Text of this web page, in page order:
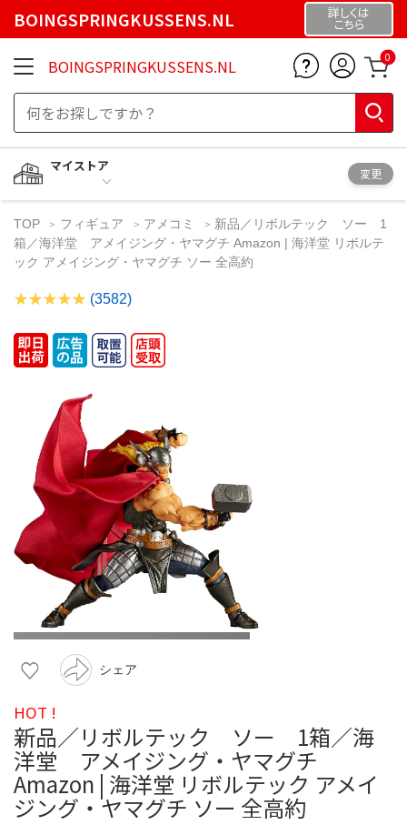
BOINGSPRINGKUSSENS.NL 詳しくは
こちら
BOINGSPRINGKUSSENS.NL 0
マイストア
変更
TOP フィギュア アメコミ
新品／リボルテック ソー 1
箱／海洋堂 アメイジング・ヤマグチ Amazon | 海洋堂 リボルテ
ック アメイジング・ヤマグチ ソー 全高約
(3582)
シェア
HOT !
新品／リボルテック ソー 1箱／海
洋堂 アメイジング・ヤマグチ
Amazon | 海洋堂 リボルテック アメイ
ジング・ヤマグチ ソー 全高約